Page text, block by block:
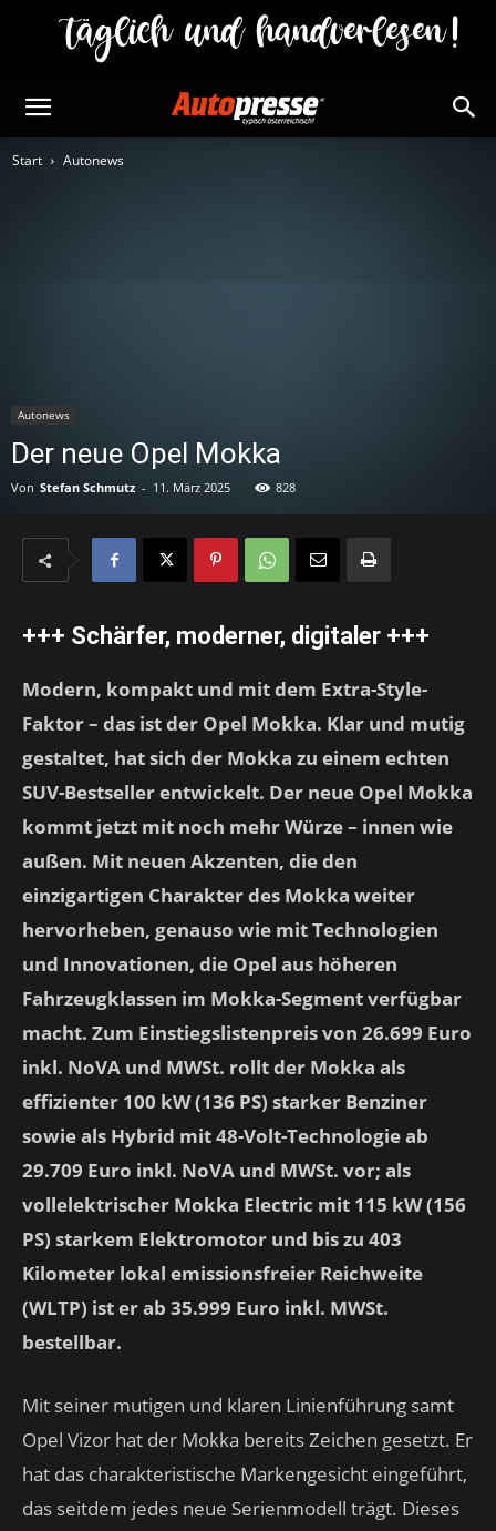
Start Autonews
Autonews
Der neue Opel Mokka
Von Stefan Schmutz - 11. März 2025 828
+++ Schärfer, moderner, digitaler +++
Modern, kompakt und mit dem Extra-Style-
Faktor – das ist der Opel Mokka. Klar und mutig
gestaltet, hat sich der Mokka zu einem echten
SUV-Bestseller entwickelt. Der neue Opel Mokka
kommt jetzt mit noch mehr Würze – innen wie
außen. Mit neuen Akzenten, die den
einzigartigen Charakter des Mokka weiter
hervorheben, genauso wie mit Technologien
und Innovationen, die Opel aus höheren
Fahrzeugklassen im Mokka-Segment verfügbar
macht. Zum Einstiegslistenpreis von 26.699 Euro
inkl. NoVA und MWSt. rollt der Mokka als
effizienter 100 kW (136 PS) starker Benziner
sowie als Hybrid mit 48-Volt-Technologie ab
29.709 Euro inkl. NoVA und MWSt. vor; als
vollelektrischer Mokka Electric mit 115 kW (156
PS) starkem Elektromotor und bis zu 403
Kilometer lokal emissionsfreier Reichweite
(WLTP) ist er ab 35.999 Euro inkl. MWSt.
bestellbar.
Mit seiner mutigen und klaren Linienführung samt
Opel Vizor hat der Mokka bereits Zeichen gesetzt. Er
hat das charakteristische Markengesicht eingeführt,
das seitdem jedes neue Serienmodell trägt. Dieses